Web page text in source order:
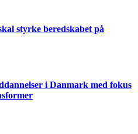
styrke beredskabet på
i Danmark med fokus